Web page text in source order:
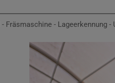
Fräsmaschine - Lageerkennung -